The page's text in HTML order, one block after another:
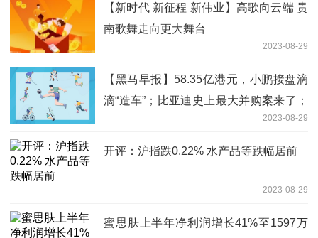
【新时代 新征程 新伟业】高歌向云端 贵
南歌舞走向更大舞台
2023-08-29
【黑马早报】58.35亿港元，小鹏接盘滴
滴“造车”；比亚迪史上最大并购案来了；
董明珠怒斥员工吃着碗里看着锅里；家乐
福广深门店已全部关闭...
2023-08-29
开评：沪指跌0.22% 水产品等跌幅居前
2023-08-29
蜜思肤上半年净利润增长41%至1597万